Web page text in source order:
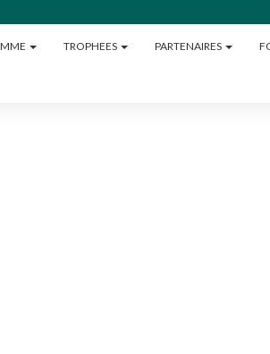
TROPHEES PARTENAIRES